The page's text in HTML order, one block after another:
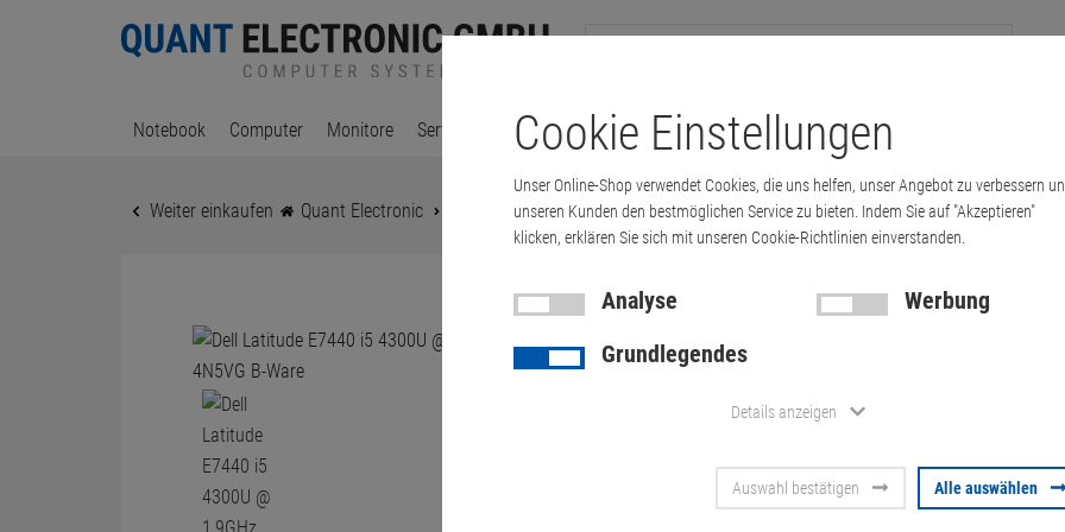
Notebook Computer Monitore Server & Workstation Drucker & Kopierer Kabel Multimedia & HDTV
Weiter einkaufen Quant Electronic Dell Latitude E7440 i5 4300U @ 1,9GHz 8GB 256GB S…
Dell
@ 1,9GHz
Webcam
Ware
Cookie Einstellungen
Unser Online-Shop verwendet Cookies, die uns helfen, unser Angebot zu verbessern
unseren Kunden den bestmöglichen Service zu bieten. Indem Sie auf "Akzeptieren"
klicken, erklären Sie sich mit unseren Cookie-Richtlinien einverstanden.
Analyse
Werbung
Grundlegendes
Details anzeigen
Auswahl bestätigen Alle auswählen